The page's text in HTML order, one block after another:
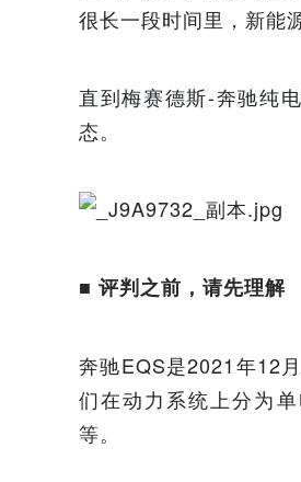
很长一段时间里，新能
直到梅赛德斯-奔驰纯
态。
■ 评判之前，请先理解
奔驰EQS是2021年12
们在动力系统上分为
等。